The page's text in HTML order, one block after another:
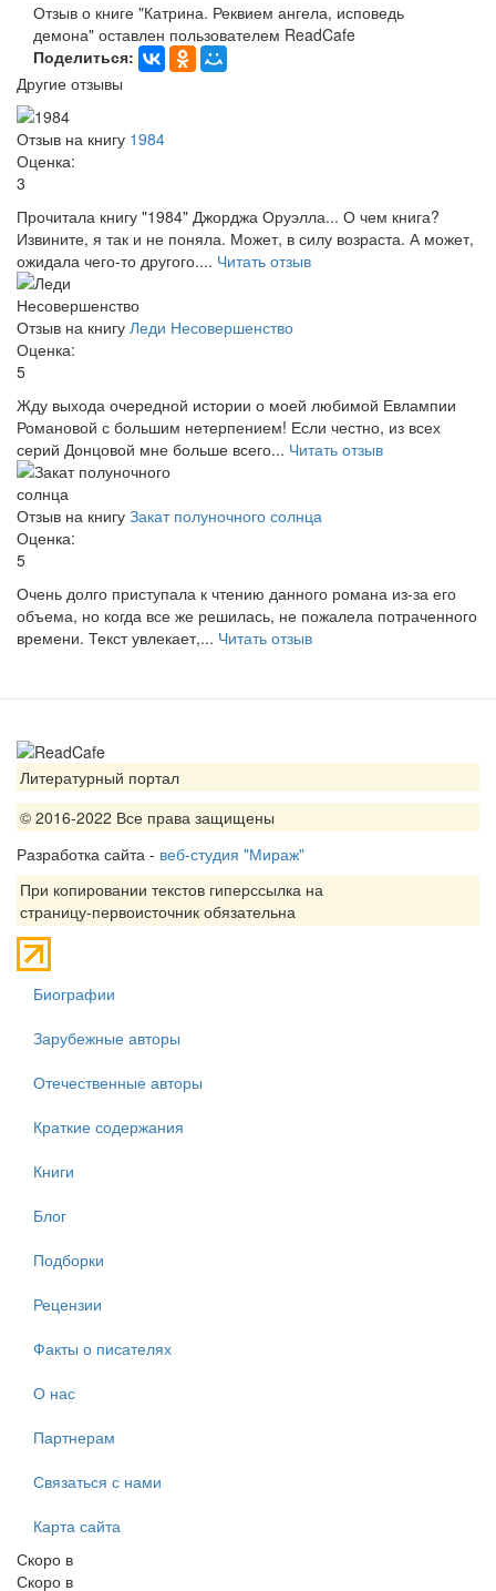
Отзыв о книге "Катрина. Реквием ангела, исповедь
демона" оставлен пользователем ReadCafe
Поделиться:
Другие отзывы
Отзыв на книгу 1984
Оценка:
3
Прочитала книгу "1984" Джорджа Оруэлла... О чем книга?
Извините, я так и не поняла. Может, в силу возраста. А может,
ожидала чего-то другого.... Читать отзыв
Отзыв на книгу Леди Несовершенство
Оценка:
5
Жду выхода очередной истории о моей любимой Евлампии
Романовой с большим нетерпением! Если честно, из всех
серий Донцовой мне больше всего... Читать отзыв
Отзыв на книгу Закат полуночного солнца
Оценка:
5
Очень долго приступала к чтению данного романа из-за его
объема, но когда все же решилась, не пожалела потраченного
времени. Текст увлекает,... Читать отзыв
Литературный портал
© 2016-2022 Все права защищены
Разработка сайта - веб-студия "Мираж"
При копировании текстов гиперссылка на
страницу-первоисточник обязательна
Биографии
Зарубежные авторы
Отечественные авторы
Краткие содержания
Книги
Блог
Подборки
Рецензии
Факты о писателях
О нас
Партнерам
Связаться с нами
Карта сайта
Скоро в
Скоро в